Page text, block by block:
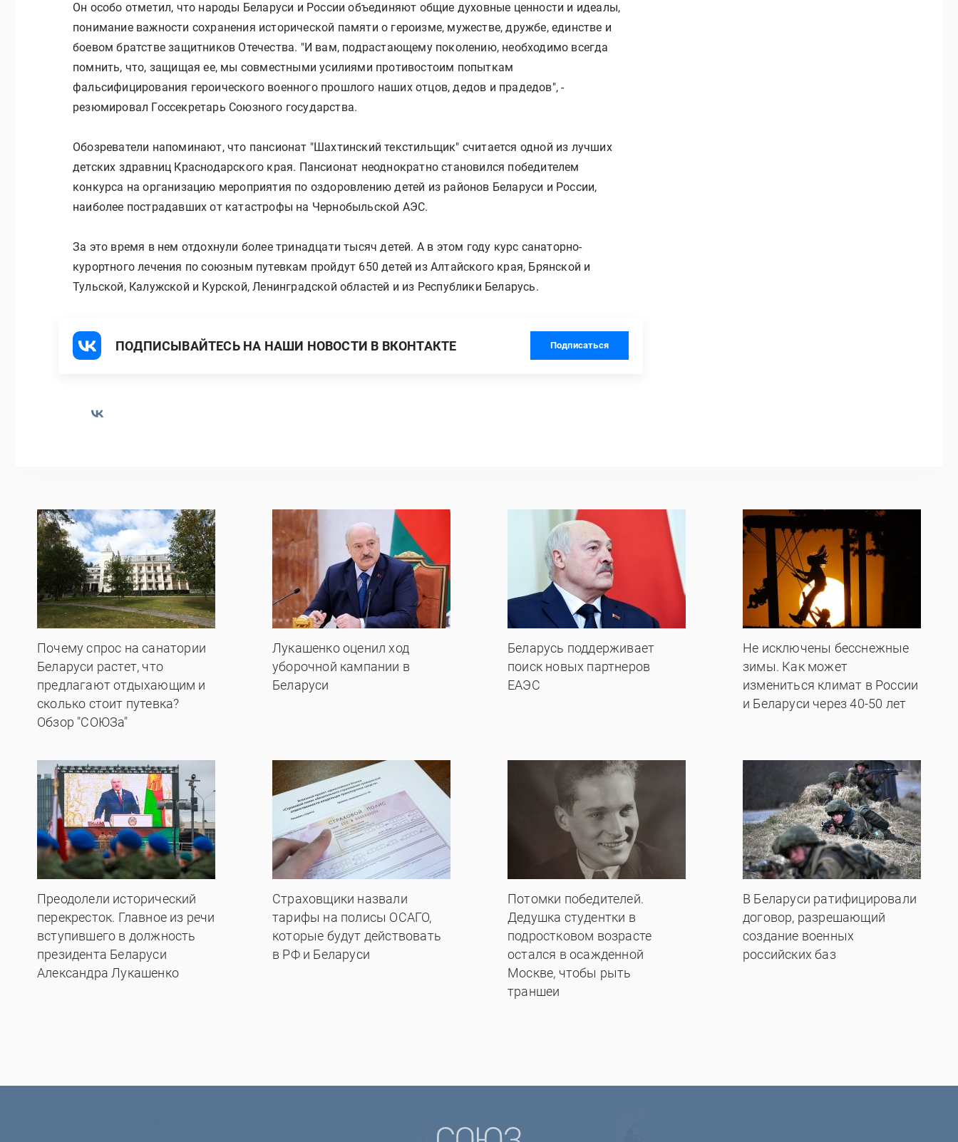
Он особо отметил, что народы Беларуси и России объединяют общие духовные ценности и идеалы,
понимание важности сохранения исторической памяти о героизме, мужестве, дружбе, единстве и
боевом братстве защитников Отечества. "И вам, подрастающему поколению, необходимо всегда
помнить, что, защищая ее, мы совместными усилиями противостоим попыткам
фальсифицирования героического военного прошлого наших отцов, дедов и прадедов", -
резюмировал Госсекретарь Союзного государства.
Обозреватели напоминают, что пансионат "Шахтинский текстильщик" считается одной из лучших
детских здравниц Краснодарского края. Пансионат неоднократно становился победителем
конкурса на организацию мероприятия по оздоровлению детей из районов Беларуси и России,
наиболее пострадавших от катастрофы на Чернобыльской АЭС.
За это время в нем отдохнули более тринадцати тысяч детей. А в этом году курс санаторно-
курортного лечения по союзным путевкам пройдут 650 детей из Алтайского края, Брянской и
Тульской, Калужской и Курской, Ленинградской областей и из Республики Беларусь.
ПОДПИСЫВАЙТЕСЬ НА НАШИ НОВОСТИ В ВКОНТАКТЕ Подписаться
Почему спрос на санатории
Беларуси растет, что
предлагают отдыхающим и
сколько стоит путевка?
Обзор "СОЮЗа"
Лукашенко оценил ход
уборочной кампании в
Беларуси
Беларусь поддерживает
поиск новых партнеров
ЕАЭС
Не исключены бесснежные
зимы. Как может
измениться климат в России
и Беларуси через 40-50 лет
Преодолели исторический
перекресток. Главное из речи
вступившего в должность
президента Беларуси
Александра Лукашенко
Страховщики назвали
тарифы на полисы ОСАГО,
которые будут действовать
в РФ и Беларуси
Потомки победителей.
Дедушка студентки в
подростковом возрасте
остался в осажденной
Москве, чтобы рыть
траншеи
В Беларуси ратифицировали
договор, разрешающий
создание военных
российских баз